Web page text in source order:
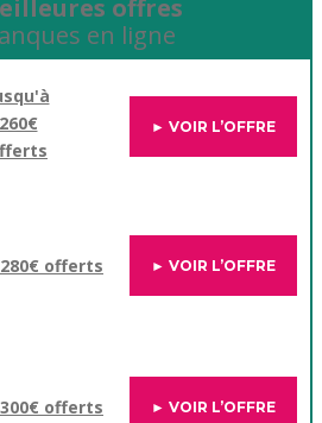
offres
en ligne
260€
► VOIR L’OFFRE
offerts ► VOIR L’OFFRE
offerts ► VOIR L’OFFRE